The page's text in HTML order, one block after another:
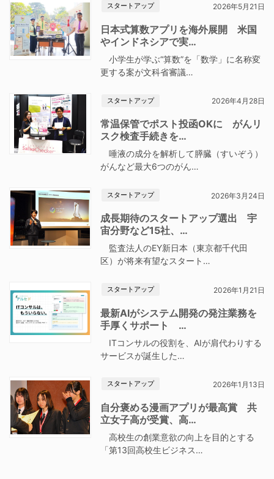
スタートアップ 2026年5月21日
日本式算数アプリを海外展開 米国
やインドネシアで実…
小学生が学ぶ“算数”を「数学」に名称変
更する案が文科省審議…
スタートアップ 2026年4月28日
常温保管でポスト投函OKに がんリ
スク検査手続きを…
唾液の成分を解析して膵臓（すいぞう）
がんなど最大6つのがん…
スタートアップ 2026年3月24日
成長期待のスタートアップ選出 宇
宙分野など15社、…
監査法人のEY新日本（東京都千代田
区）が将来有望なスタート…
スタートアップ 2026年1月21日
最新AIがシステム開発の発注業務を
手厚くサポート …
ITコンサルの役割を、AIが肩代わりする
サービスが誕生した…
スタートアップ 2026年1月13日
自分褒める漫画アプリが最高賞 共
立女子高が受賞、高…
高校生の創業意欲の向上を目的とする
「第13回高校生ビジネス…